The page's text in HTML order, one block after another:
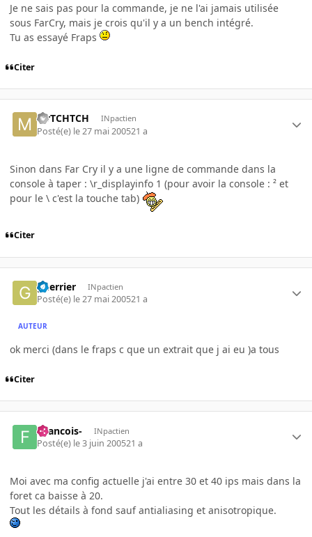
Je ne sais pas pour la commande, je ne l'ai jamais utilisée
sous FarCry, mais je crois qu'il y a un bench intégré.
Tu as essayé Fraps
Citer
MrTCHTCH INpactien
Posté(e) le 27 mai 200521 a
Sinon dans Far Cry il y a une ligne de commande dans la
console à taper : \r_displayinfo 1 (pour avoir la console : ² et
pour le \ c'est la touche tab)
Citer
guerrier INpactien
Posté(e) le 27 mai 200521 a
AUTEUR
ok merci (dans le fraps c que un extrait que j ai eu )a tous
Citer
-francois- INpactien
Posté(e) le 3 juin 200521 a
Moi avec ma config actuelle j'ai entre 30 et 40 ips mais dans la
foret ca baisse à 20.
Tout les détails à fond sauf antialiasing et anisotropique.